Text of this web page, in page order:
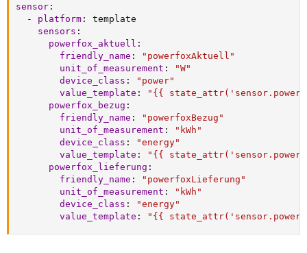
sensor :
-
platform :
template
sensors :
powerfox_aktuell :
friendly_name :
"powerfoxAktuell"
unit_of_measurement :
"W"
device_class :
"power"
value_template :
"{{
powerfox_bezug :
friendly_name :
"powerfoxBezug"
unit_of_measurement :
"kWh"
device_class :
"energy"
value_template :
"{{
powerfox_lieferung :
friendly_name :
"powerfoxLieferung"
unit_of_measurement :
"kWh"
device_class :
"energy"
value_template : "{{